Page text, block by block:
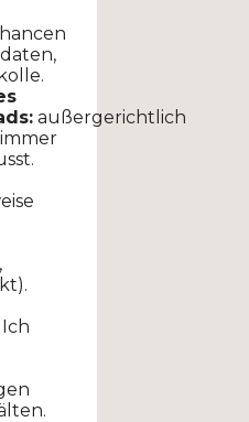
außergerichtlich
Ich